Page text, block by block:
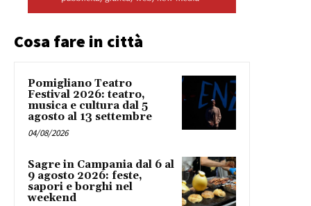
Cosa fare in città
Pomigliano Teatro
Festival 2026: teatro,
musica e cultura dal 5
agosto al 13 settembre
04/08/2026
Sagre in Campania dal 6 al
9 agosto 2026: feste,
sapori e borghi nel
weekend